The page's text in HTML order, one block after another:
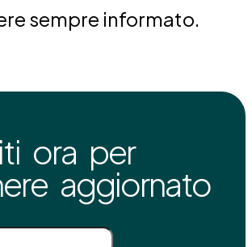
sempre informato.
ora per
aggiornato